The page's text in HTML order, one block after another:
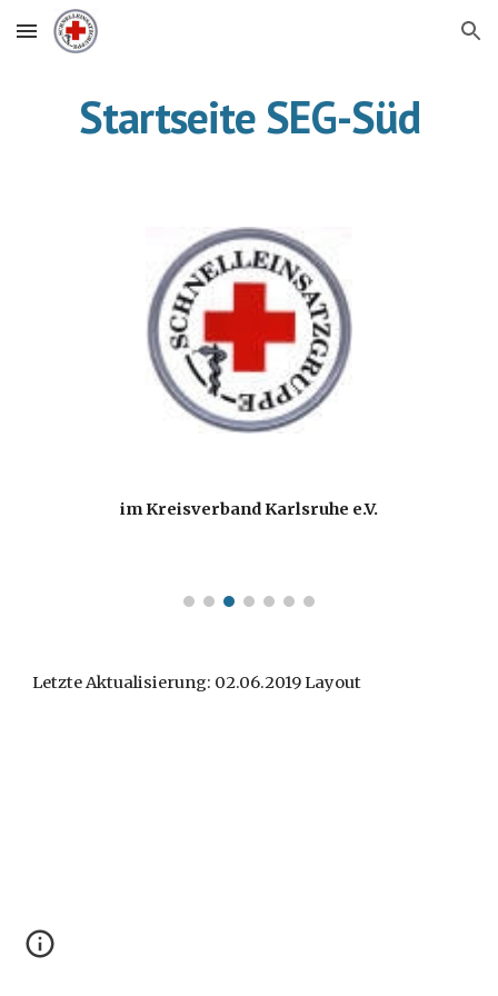
Skip to main content Skip to navigation
Startseite SEG-Süd
im Kreisverband Karlsruhe e.V.
Letzte Aktualisierung: 02.06.2019 Layout